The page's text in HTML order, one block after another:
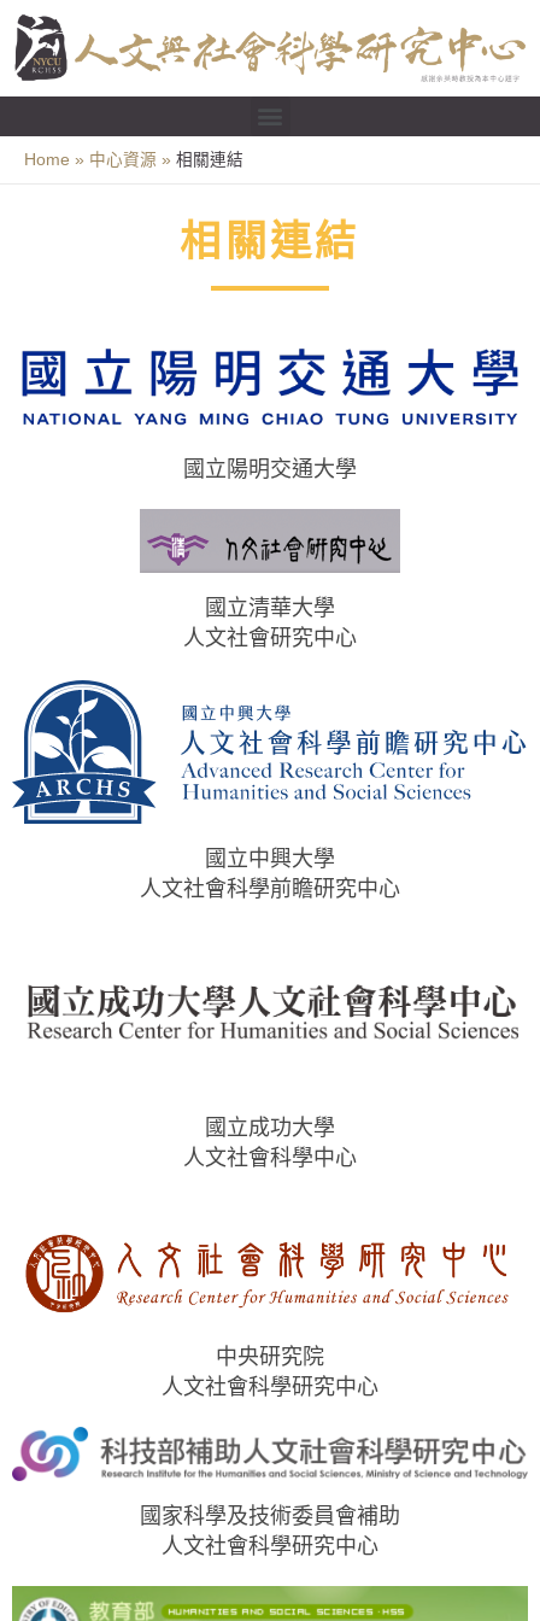
Home 中心資源 相關連結
相關連結
國立陽明交通大學
國立清華大學
人文社會研究中心
國立中興大學
人文社會科學前瞻研究中心
國立成功大學
人文社會科學中心
中央研究院
人文社會科學研究中心
國家科學及技術委員會補助
人文社會科學研究中心